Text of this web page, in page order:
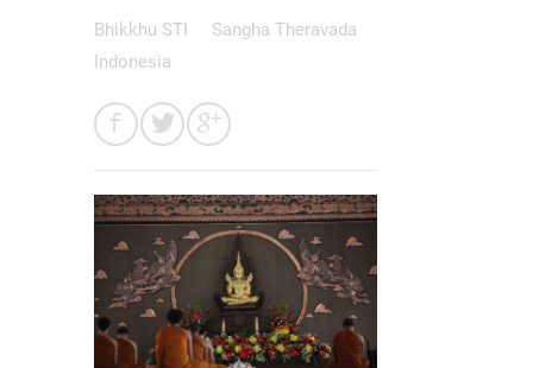
Bhikkhu STI
Sangha Theravada
Indonesia